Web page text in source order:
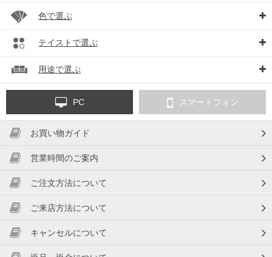
色で選ぶ
テイストで選ぶ
用途で選ぶ
PC スマートフォン
お買い物ガイド
営業時間のご案内
ご注文方法について
ご来店方法について
キャンセルについて